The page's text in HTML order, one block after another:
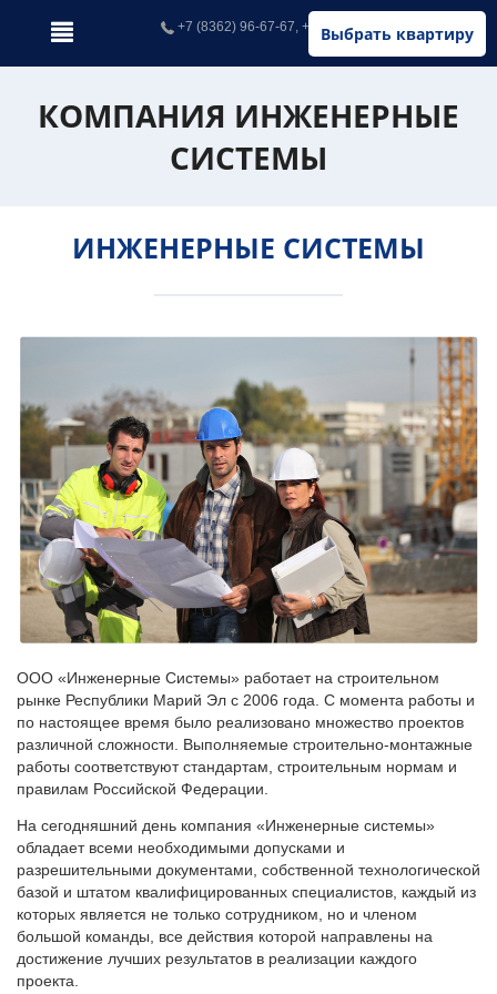
Выбрать квартиру
+7 (8362) 96-67-67, +7 (902) 326-67-67
КОМПАНИЯ ИНЖЕНЕРНЫЕ
СИСТЕМЫ
ИНЖЕНЕРНЫЕ СИСТЕМЫ
ООО «Инженерные Системы» работает на строительном
рынке Республики Марий Эл с 2006 года. С момента работы и
по настоящее время было реализовано множество проектов
различной сложности. Выполняемые строительно-монтажные
работы соответствуют стандартам, строительным нормам и
правилам Российской Федерации.
На сегодняшний день компания «Инженерные системы»
обладает всеми необходимыми допусками и
разрешительными документами, собственной технологической
базой и штатом квалифицированных специалистов, каждый из
которых является не только сотрудником, но и членом
большой команды, все действия которой направлены на
достижение лучших результатов в реализации каждого
проекта.